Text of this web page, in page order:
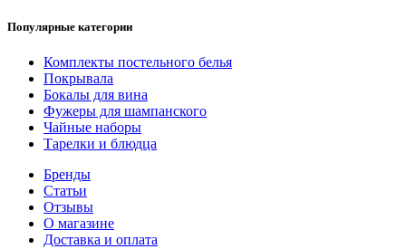
Популярные категории
Комплекты постельного белья
Покрывала
Бокалы для вина
Фужеры для шампанского
Чайные наборы
Тарелки и блюдца
Бренды
Статьи
Отзывы
О магазине
Доставка и оплата